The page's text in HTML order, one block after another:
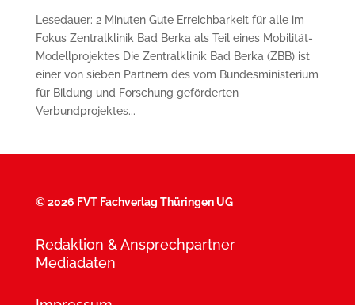
Lesedauer: 2 Minuten Gute Erreichbarkeit für alle im
Fokus Zentralklinik Bad Berka als Teil eines Mobilität-
Modellprojektes Die Zentralklinik Bad Berka (ZBB) ist
einer von sieben Partnern des vom Bundesministerium
für Bildung und Forschung geförderten
Verbundprojektes...
©2026 FVT Fachverlag Thüringen UG
Redaktion & Ansprechpartner
Mediadaten